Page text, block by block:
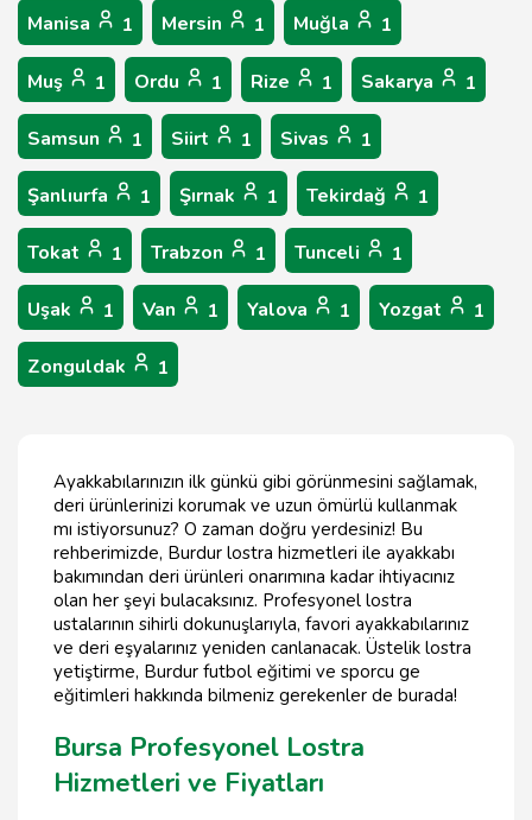
Manisa 1 Mersin 1 Muğla 1
Muş 1 Ordu 1 Rize 1 Sakarya 1
Samsun 1 Siirt 1 Sivas 1
Şanlıurfa 1 Şırnak 1 Tekirdağ 1
Tokat 1 Trabzon 1 Tunceli 1
Uşak 1 Van 1 Yalova 1 Yozgat 1
Zonguldak 1
Ayakkabılarınızın ilk günkü gibi görünmesini sağlamak,
deri ürünlerinizi korumak ve uzun ömürlü kullanmak
mı istiyorsunuz? O zaman doğru yerdesiniz! Bu
rehberimizde, Burdur lostra hizmetleri ile ayakkabı
bakımından deri ürünleri onarımına kadar ihtiyacınız
olan her şeyi bulacaksınız. Profesyonel lostra
ustalarının sihirli dokunuşlarıyla, favori ayakkabılarınız
ve deri eşyalarınız yeniden canlanacak. Üstelik lostra
yetiştirme, Burdur futbol eğitimi ve sporcu ge
eğitimleri hakkında bilmeniz gerekenler de burada!
Bursa Profesyonel Lostra
Hizmetleri ve Fiyatları